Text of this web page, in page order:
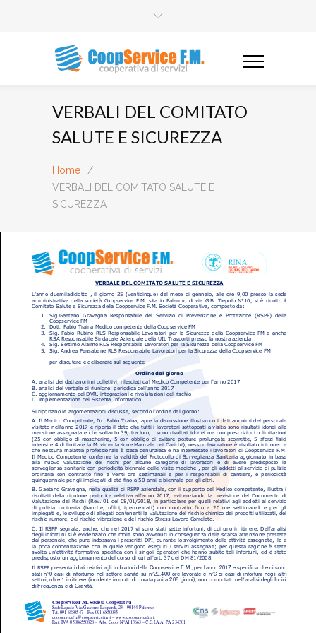
VERBALI DEL COMITATO
SALUTE E SICUREZZA
Home
/
VERBALI DEL COMITATO SALUTE E
SICUREZZA